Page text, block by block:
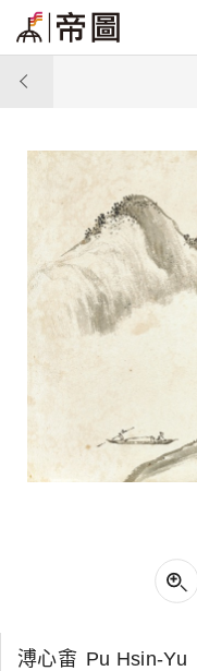
溥心畬 Pu Hsin-Yu